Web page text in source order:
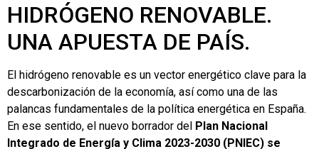
HIDRÓGENO RENOVABLE.
UNA APUESTA DE PAÍS.
El hidrógeno renovable es un vector energético clave para la
descarbonización de la economía, así como una de las
palancas fundamentales de la política energética en España.
En ese sentido, el nuevo borrador del Plan Nacional
Integrado de Energía y Clima 2023-2030 (PNIEC) se